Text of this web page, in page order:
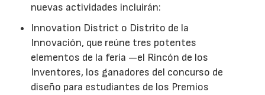
nuevas actividades incluirán:
Innovation District o Distrito de la
Innovación, que reúne tres potentes
elementos de la feria —el Rincón de los
Inventores, los ganadores del concurso de
diseño para estudiantes de los Premios